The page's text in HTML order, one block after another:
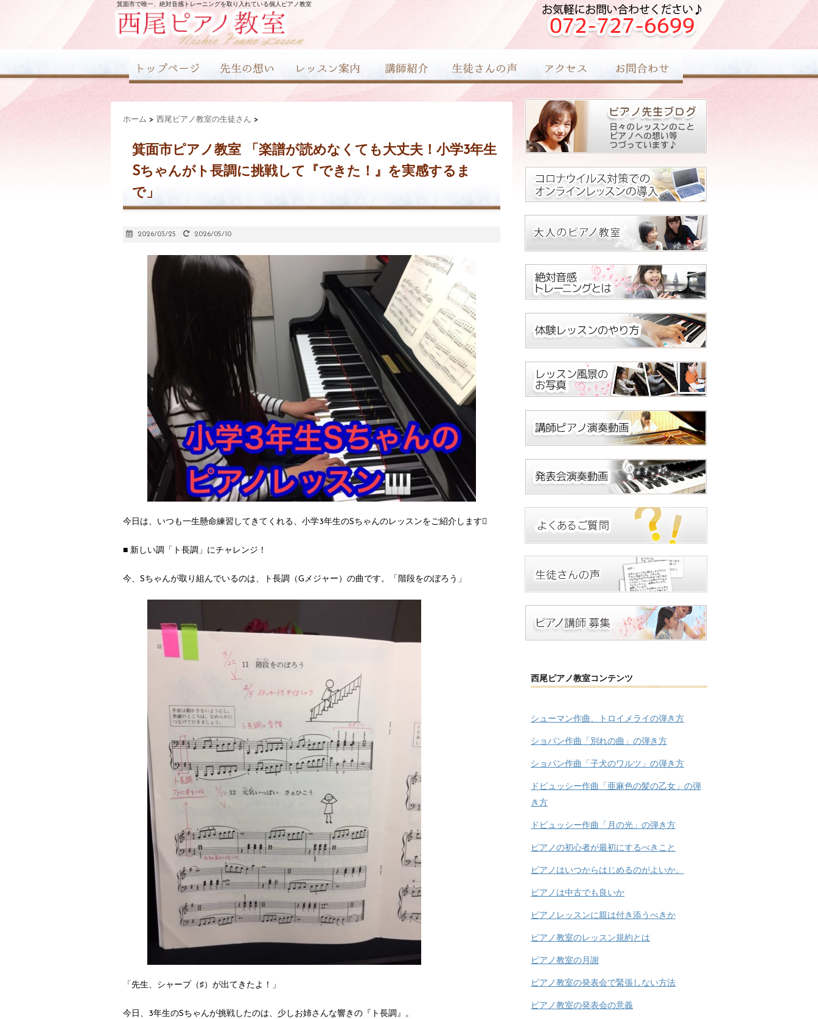
箕面市で唯一、絶対音感トレーニングを取り入れている個人ピアノ教室
ホーム > 西尾ピアノ教室の生徒さん >
箕面市ピアノ教室 「楽譜が読めなくても大丈夫！小学3年生
Sちゃんがト長調に挑戦して『できた！』を実感するま
で」
2026/03/25 2026/05/10
今日は、いつも一生懸命練習してきてくれる、小学3年生のSちゃんのレッスンをご紹介します
■ 新しい調「ト長調」にチャレンジ！
今、Sちゃんが取り組んでいるのは、ト長調（Gメジャー）の曲です。「階段をのぼろう」
「先生、シャープ（♯）が出てきたよ！」
今日、3年生のSちゃんが挑戦したのは、少しお姉さんな響きの『ト長調』。
西尾ピアノ教室コンテンツ
シューマン作曲、トロイメライの弾き方
ショパン作曲「別れの曲」の弾き方
ショパン作曲「子犬のワルツ」の弾き方
ドビュッシー作曲「亜麻色の髪の乙女」の弾
き方
ドビュッシー作曲「月の光」の弾き方
ピアノの初心者が最初にするべきこと
ピアノはいつからはじめるのがよいか。
ピアノは中古でも良いか
ピアノレッスンに親は付き添うべきか
ピアノ教室のレッスン規約とは
ピアノ教室の月謝
ピアノ教室の発表会で緊張しない方法
ピアノ教室の発表会の意義